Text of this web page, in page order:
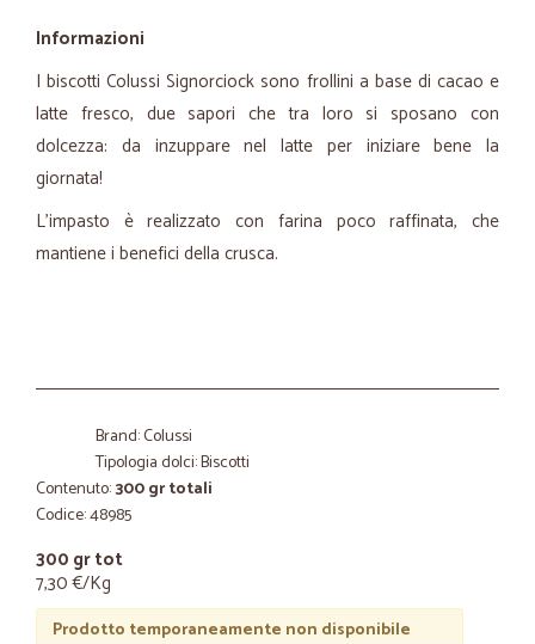
Informazioni
I biscotti Colussi Signorciock sono frollini a base di cacao e
latte fresco, due sapori che tra loro si sposano con
dolcezza: da inzuppare nel latte per iniziare bene la
giornata!
L'impasto è realizzato con farina poco raffinata, che
mantiene i benefici della crusca.
Brand: Colussi
Tipologia dolci: Biscotti
Contenuto:300 gr totali
Codice: 48985
300 gr tot
7,30 €/Kg
Prodotto temporaneamente non disponibile